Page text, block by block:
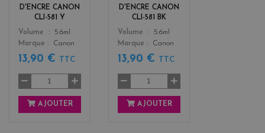
D'ENCRE CANON
CLI-581 Y
Color
w
Volume
5.6ml
Marque
Canon
13,90 € TTC
AJOUTER
D'ENCRE CANON
CLI-581 BK
Color
Volume
5.6ml
Marque
Canon
13,90 € TTC
AJOUTER